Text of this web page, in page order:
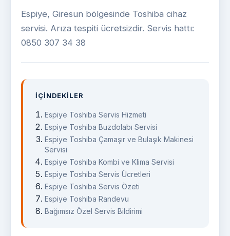
Espiye, Giresun bölgesinde Toshiba cihaz
servisi. Arıza tespiti ücretsizdir. Servis hattı:
0850 307 34 38
İÇINDEKILER
Espiye Toshiba Servis Hizmeti
Espiye Toshiba Buzdolabı Servisi
Espiye Toshiba Çamaşır ve Bulaşık Makinesi
Servisi
Espiye Toshiba Kombi ve Klima Servisi
Espiye Toshiba Servis Ücretleri
Espiye Toshiba Servis Özeti
Espiye Toshiba Randevu
Bağımsız Özel Servis Bildirimi